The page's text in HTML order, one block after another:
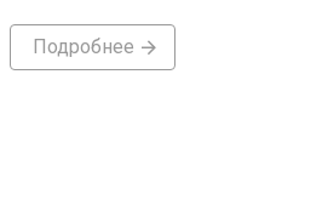
Подробнее